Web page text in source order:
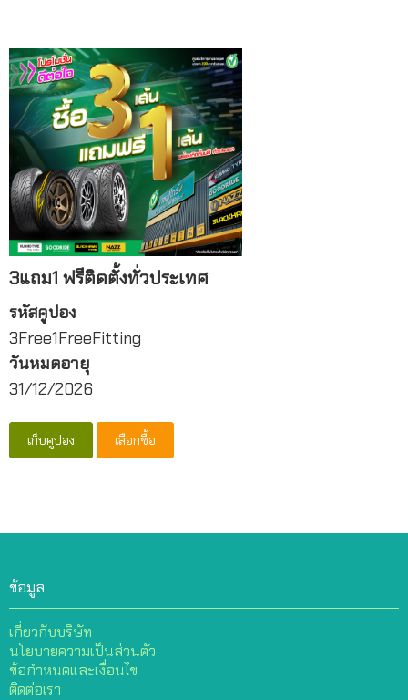
3แถม1 ฟรีติดตั้งทั่วประเทศ
รหัสคูปอง
3Free1FreeFitting
วันหมดอายุ
31/12/2026
เก็บคูปอง เลือกซื้อ
ข้อมูล
เกี่ยวกับบริษัท
นโยบายความเป็นส่วนตัว
ข้อกำหนดและเงื่อนไข
ติดต่อเรา